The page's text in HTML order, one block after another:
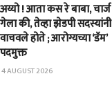
अय्यो ! आता कस रे बाबा, चार्ज
गेला की, तेव्हा झेडपी सदस्यांनी
वाचवले होते ; आरोग्यच्या ‘डॅम’
पदमुक्त
4 AUGUST 2026